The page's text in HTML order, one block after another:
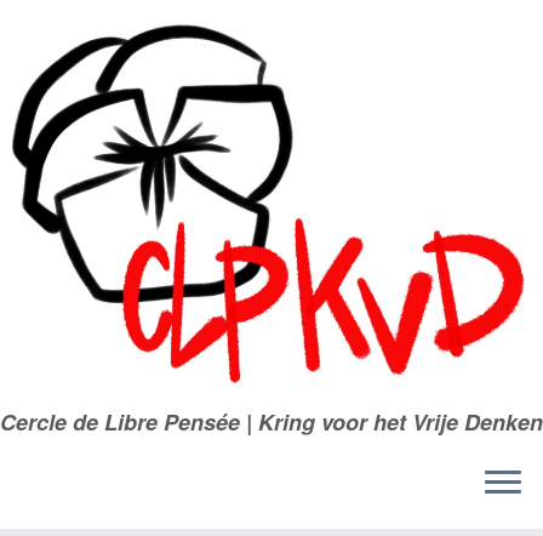
contenu
Cercle de Libre Pensée | Kring voor het Vrije Denken